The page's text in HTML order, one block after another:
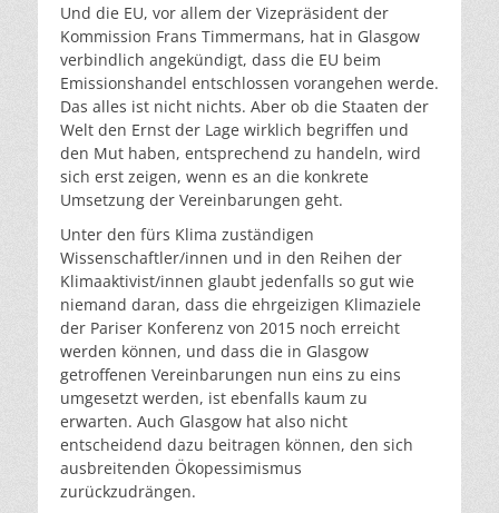
Und die EU, vor allem der Vizepräsident der
Kommission Frans Timmermans, hat in Glasgow
verbindlich angekündigt, dass die EU beim
Emissionshandel entschlossen vorangehen werde.
Das alles ist nicht nichts. Aber ob die Staaten der
Welt den Ernst der Lage wirklich begriffen und
den Mut haben, entsprechend zu handeln, wird
sich erst zeigen, wenn es an die konkrete
Umsetzung der Vereinbarungen geht.
Unter den fürs Klima zuständigen
Wissenschaftler/innen und in den Reihen der
Klimaaktivist/innen glaubt jedenfalls so gut wie
niemand daran, dass die ehrgeizigen Klimaziele
der Pariser Konferenz von 2015 noch erreicht
werden können, und dass die in Glasgow
getroffenen Vereinbarungen nun eins zu eins
umgesetzt werden, ist ebenfalls kaum zu
erwarten. Auch Glasgow hat also nicht
entscheidend dazu beitragen können, den sich
ausbreitenden Ökopessimismus
zurückzudrängen.